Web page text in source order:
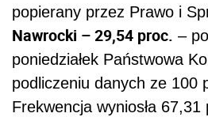
popierany przez Prawo i
Nawrocki – 29,54 proc. –
poniedziałek Państwowa
podliczeniu danych ze 100
Frekwencja wyniosła